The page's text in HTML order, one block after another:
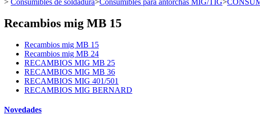
> Consumibles de soldadura>Consumibles para antorchas MIG/TIG>
Recambios mig MB 15
Recambios mig MB 15
Recambios mig MB 24
RECAMBIOS MIG MB 25
RECAMBIOS MIG MB 36
RECAMBIOS MIG 401/501
RECAMBIOS MIG BERNARD
Novedades